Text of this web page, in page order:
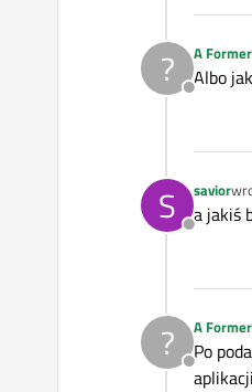
?
Offline
A
Albo
S
Offline
savior
a jakiś
?
Offline
A
Po